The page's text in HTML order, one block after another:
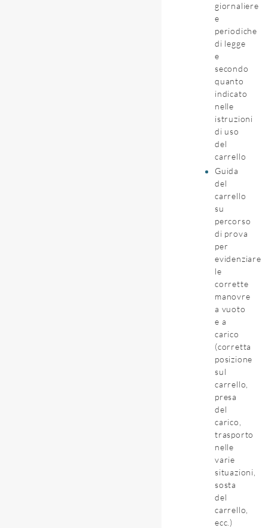
giornaliere
e
periodiche
di legge
e
secondo
quanto
indicato
nelle
istruzioni
di uso
del
carrello
Guida
del
carrello
su
percorso
di prova
per
evidenziare
le
corrette
manovre
a vuoto
e a
carico
(corretta
posizione
sul
carrello,
presa
del
carico,
trasporto
nelle
varie
situazioni,
sosta
del
carrello,
ecc.)